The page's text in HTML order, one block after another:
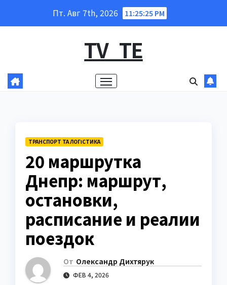
Пт. Авг 7th, 2026 11:25:26 PM
TV_TE
ТРАНСПОРТ ТА ЛОГІСТИКА
20 маршрутка
Днепр: маршрут,
остановки,
расписание и реалии
поездок
От Олександр Дихтярук
ФЕВ 4, 2026